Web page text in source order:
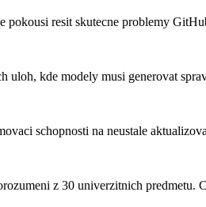
pokousi resit skutecne problemy
uloh, kde modely musi generovat
schopnosti na neustale
z 30 univerzitnich predmetu.